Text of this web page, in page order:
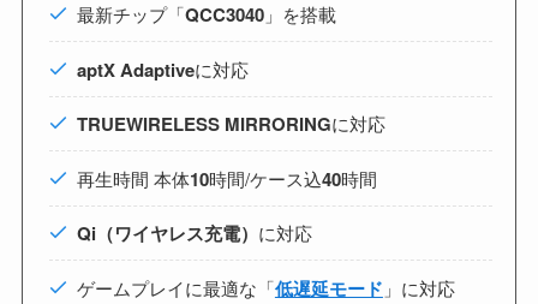
最新チップ「QCC3040」を搭載
aptX Adaptiveに対応
TRUEWIRELESS MIRRORINGに対応
再生時間 本体10時間/ケース込40時間
Qi（ワイヤレス充電） に対応
ゲームプレイに最適な「低遅延モード 」に対応